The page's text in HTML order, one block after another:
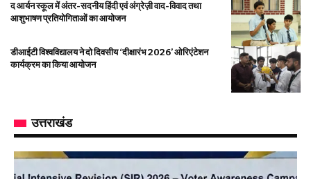
द आर्यन स्कूल में अंतर-सदनीय हिंदी एवं अंग्रेज़ी वाद-विवाद तथा
आशुभाषण प्रतियोगिताओं का आयोजन
डीआईटी विश्वविद्यालय ने दो दिवसीय ‘दीक्षारंभ 2026’ ओरिएंटेशन
कार्यक्रम का किया आयोजन
उत्तराखंड